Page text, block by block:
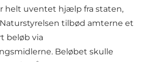
helt uventet hjælp fra staten,
tilbød amterne et
beløb via
Beløbet skulle